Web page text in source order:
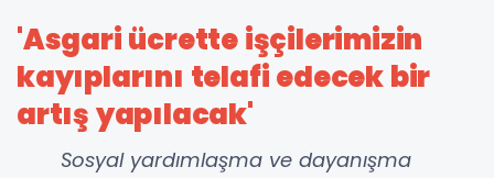
'Asgari ücrette işçilerimizin
kayıplarını telafi edecek bir
artış yapılacak'
Sosyal yardımlaşma ve dayanışma